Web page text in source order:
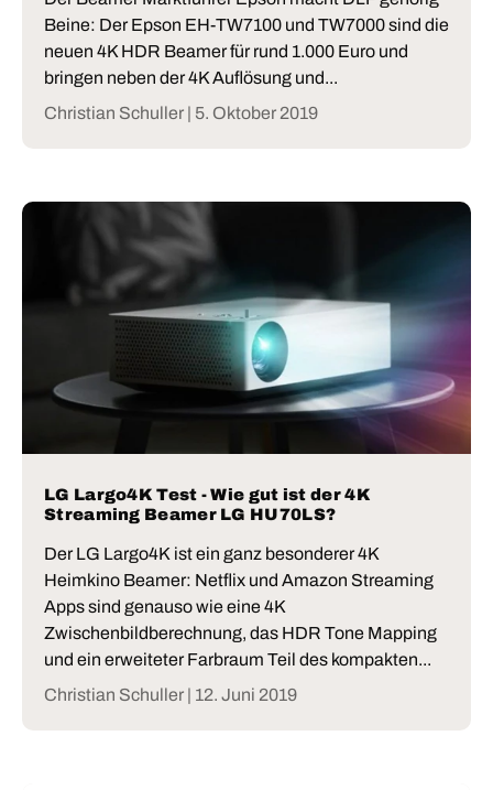
Beine: Der Epson EH-TW7100 und TW7000 sind die
neuen 4K HDR Beamer für rund 1.000 Euro und
bringen neben der 4K Auflösung und...
Christian Schuller | 5. Oktober 2019
LG Largo4K Test - Wie gut ist der 4K
Streaming Beamer LG HU70LS?
Der LG Largo4K ist ein ganz besonderer 4K
Heimkino Beamer: Netflix und Amazon Streaming
Apps sind genauso wie eine 4K
Zwischenbildberechnung, das HDR Tone Mapping
und ein erweiteter Farbraum Teil des kompakten...
Christian Schuller | 12. Juni 2019